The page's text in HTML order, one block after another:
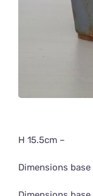
H 15.5cm –
Dimensions